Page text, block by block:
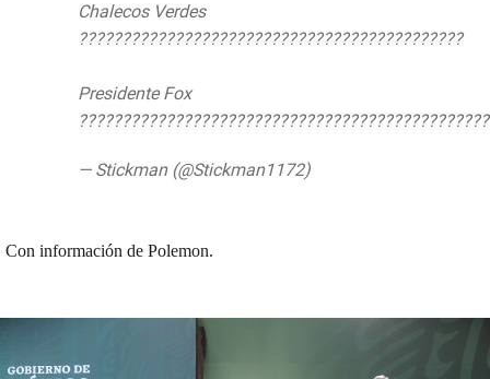
Chalecos Verdes
????????????????????????????????????????????
Presidente Fox
— Stickman (@Stickman1172)
Con información de Polemon.